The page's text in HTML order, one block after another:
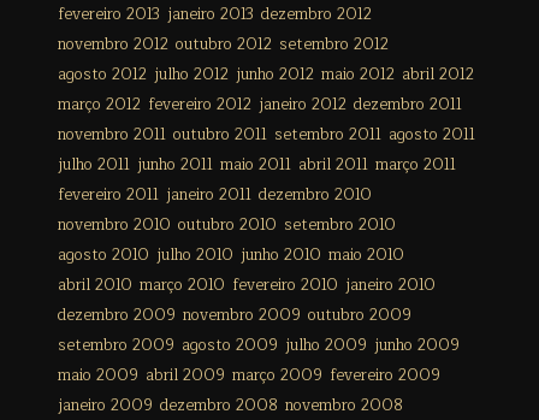
fevereiro 2013 janeiro 2013 dezembro 2012
novembro 2012 outubro 2012 setembro 2012
agosto 2012 julho 2012 junho 2012 maio 2012 abril 2012
março 2012 fevereiro 2012 janeiro 2012 dezembro 2011
novembro 2011 outubro 2011 setembro 2011 agosto 2011
julho 2011 junho 2011 maio 2011 abril 2011 março 2011
fevereiro 2011 janeiro 2011 dezembro 2010
novembro 2010 outubro 2010 setembro 2010
agosto 2010 julho 2010 junho 2010 maio 2010
abril 2010 março 2010 fevereiro 2010 janeiro 2010
dezembro 2009 novembro 2009 outubro 2009
setembro 2009 agosto 2009 julho 2009 junho 2009
maio 2009 abril 2009 março 2009 fevereiro 2009
janeiro 2009 dezembro 2008 novembro 2008